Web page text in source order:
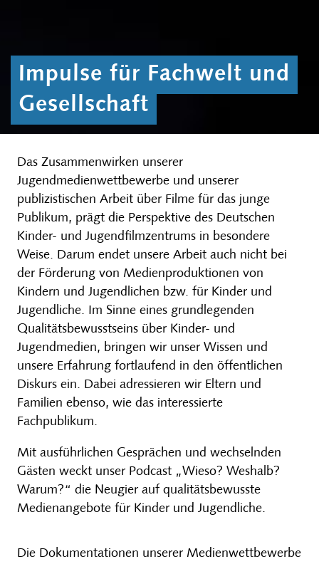
Impulse für Fachwelt und
Gesellschaft
Das Zusammenwirken unserer
Jugendmedienwettbewerbe und unserer
publizistischen Arbeit über Filme für das junge
Publikum, prägt die Perspektive des Deutschen
Kinder- und Jugendfilmzentrums in besondere
Weise. Darum endet unsere Arbeit auch nicht bei
der Förderung von Medienproduktionen von
Kindern und Jugendlichen bzw. für Kinder und
Jugendliche. Im Sinne eines grundlegenden
Qualitätsbewusstseins über Kinder- und
Jugendmedien, bringen wir unser Wissen und
unsere Erfahrung fortlaufend in den öffentlichen
Diskurs ein. Dabei adressieren wir Eltern und
Familien ebenso, wie das interessierte
Fachpublikum.
Mit ausführlichen Gesprächen und wechselnden
Gästen weckt unser Podcast „Wieso? Weshalb?
Warum?“ die Neugier auf qualitätsbewusste
Medienangebote für Kinder und Jugendliche.
Die Dokumentationen unserer Medienwettbewerbe